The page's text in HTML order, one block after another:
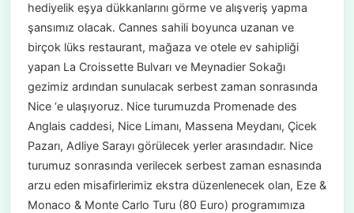
hediyelik eşya dükkanlarını görme ve alışveriş yapma
şansımız olacak. Cannes sahili boyunca uzanan ve
birçok lüks restaurant, mağaza ve otele ev sahipliği
yapan La Croissette Bulvarı ve Meynadier Sokağı
gezimiz ardından sunulacak serbest zaman sonrasında
Nice ‘e ulaşıyoruz. Nice turumuzda Promenade des
Anglais caddesi, Nice Limanı, Massena Meydanı, Çicek
Pazarı, Adliye Sarayı görülecek yerler arasındadır. Nice
turumuz sonrasında verilecek serbest zaman esnasında
arzu eden misafirlerimiz ekstra düzenlenecek olan, Eze &
Monaco & Monte Carlo Turu (80 Euro) programımıza